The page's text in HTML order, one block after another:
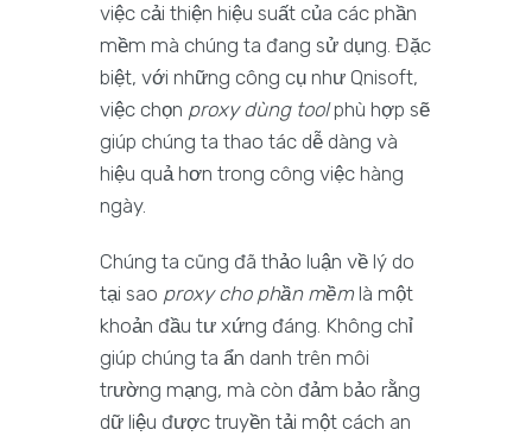
việc cải thiện hiệu suất của các phần
mềm mà chúng ta đang sử dụng. Đặc
biệt, với những công cụ như Qnisoft,
việc chọn proxy dùng toolphù hợp sẽ
giúp chúng ta thao tác dễ dàng và
hiệu quả hơn trong công việc hàng
ngày.
Chúng ta cũng đã thảo luận về lý do
tại sao proxy cho phần mềm là một
khoản đầu tư xứng đáng. Không chỉ
giúp chúng ta ẩn danh trên môi
trường mạng, mà còn đảm bảo rằng
dữ liệu được truyền tải một cách an